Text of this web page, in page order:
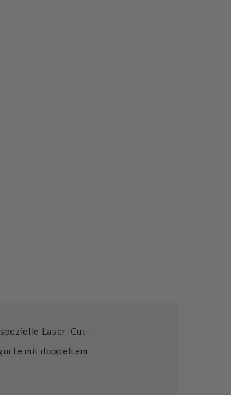
Laser-Cut-
mit doppeltem